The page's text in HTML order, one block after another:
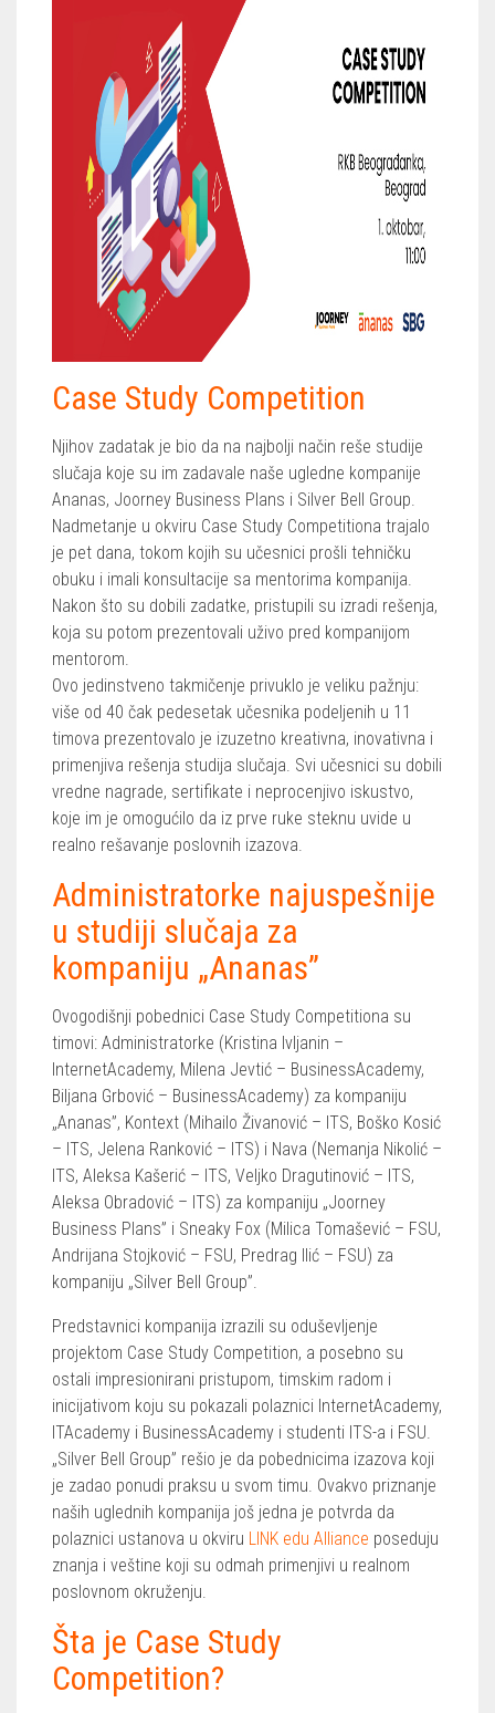
Case Study Competition
Njihov zadatak je bio da na najbolji način reše studije
slučaja koje su im zadavale naše ugledne kompanije
Ananas, Joorney Business Plans i Silver Bell Group.
Nadmetanje u okviru Case Study Competitiona trajalo
je pet dana, tokom kojih su učesnici prošli tehničku
obuku i imali konsultacije sa mentorima kompanija.
Nakon što su dobili zadatke, pristupili su izradi rešenja,
koja su potom prezentovali uživo pred kompanijom
mentorom.
Ovo jedinstveno takmičenje privuklo je veliku pažnju:
više od 40 čak pedesetak učesnika podeljenih u 11
timova prezentovalo je izuzetno kreativna, inovativna i
primenjiva rešenja studija slučaja. Svi učesnici su dobili
vredne nagrade, sertifikate i neprocenjivo iskustvo,
koje im je omogućilo da iz prve ruke steknu uvide u
realno rešavanje poslovnih izazova.
Administratorke najuspešnije
u studiji slučaja za
kompaniju „Ananas”
Ovogodišnji pobednici Case Study Competitiona su
timovi: Administratorke (Kristina Ivljanin –
InternetAcademy, Milena Jevtić – BusinessAcademy,
Biljana Grbović – BusinessAcademy) za kompaniju
„Ananas”, Kontext (Mihailo Živanović – ITS, Boško Kosić
– ITS, Jelena Ranković – ITS) i Nava (Nemanja Nikolić –
ITS, Aleksa Kašerić – ITS, Veljko Dragutinović – ITS,
Aleksa Obradović – ITS) za kompaniju „Joorney
Business Plans” i Sneaky Fox (Milica Tomašević – FSU,
Andrijana Stojković – FSU, Predrag Ilić – FSU) za
kompaniju „Silver Bell Group”.
Predstavnici kompanija izrazili su oduševljenje
projektom Case Study Competition, a posebno su
ostali impresionirani pristupom, timskim radom i
inicijativom koju su pokazali polaznici InternetAcademy,
ITAcademy i BusinessAcademy i studenti ITS-a i FSU.
„Silver Bell Group” rešio je da pobednicima izazova koji
je zadao ponudi praksu u svom timu. Ovakvo priznanje
naših uglednih kompanija još jedna je potvrda da
polaznici ustanova u okviru LINK edu Alliance poseduju
znanja i veštine koji su odmah primenjivi u realnom
poslovnom okruženju.
Šta je Case Study
Competition?